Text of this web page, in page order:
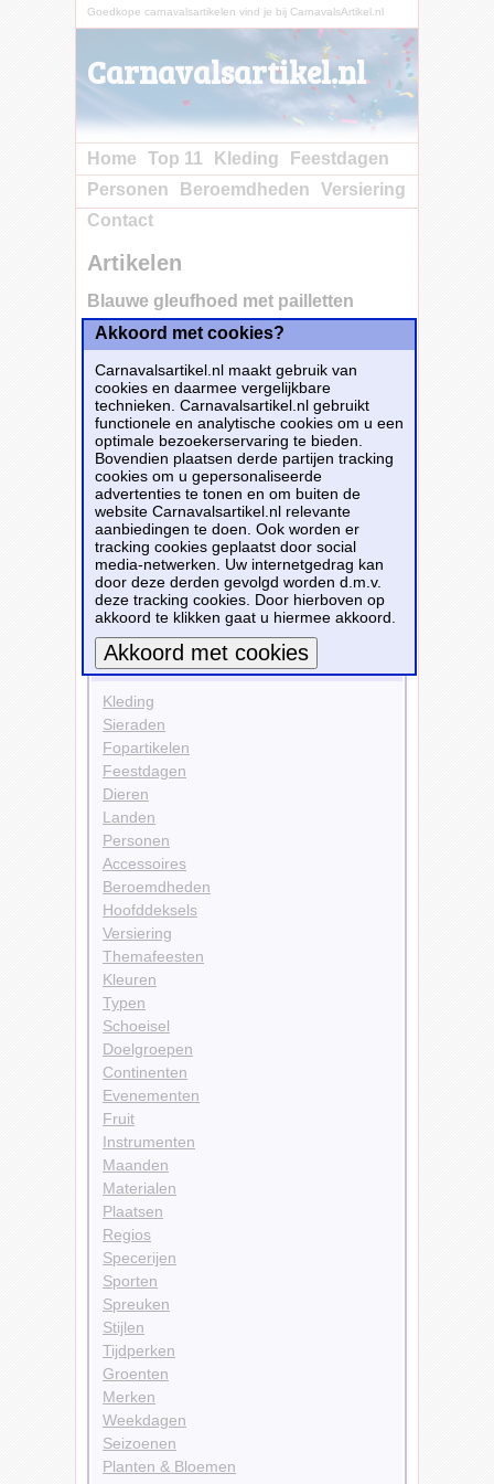
Goedkope carnavalsartikelen vind je bij CarnavalsArtikel.nl
Carnavalsartikel.nl
Home Top 11 Kleding
Feestdagen
Personen
Beroemdheden
Versiering
Contact
Artikelen
Blauwe gleufhoed met pailletten
Koop nu
bij e-Carnavalskleding.nl voor slechts€ 3.50!
Dit carnavalsartikelBlauwe gleufhoed met
paillettenis te bestellen bijE-
Carnavalskleding.nlvoor€ 3,50.
Bestellen
Kleuren
Blauw
Sieraden
Pailletten
Bekijk alle carnavalsartikelen
Carnavalsartikelen
Kleding
Sieraden
Fopartikelen
Feestdagen
Dieren
Landen
Personen
Accessoires
Beroemdheden
Hoofddeksels
Versiering
Themafeesten
Kleuren
Typen
Schoeisel
Doelgroepen
Continenten
Evenementen
Fruit
Instrumenten
Maanden
Materialen
Plaatsen
Regios
Specerijen
Sporten
Spreuken
Stijlen
Tijdperken
Groenten
Merken
Weekdagen
Seizoenen
Planten & Bloemen
Akkoord met cookies?
Carnavalsartikel.nl maakt gebruik van
cookies en daarmee vergelijkbare
technieken. Carnavalsartikel.nl gebruikt
functionele en analytische cookies om u een
optimale bezoekerservaring te bieden.
Bovendien plaatsen derde partijen tracking
cookies om u gepersonaliseerde
advertenties te tonen en om buiten de
website Carnavalsartikel.nl relevante
aanbiedingen te doen. Ook worden er
tracking cookies geplaatst door social
media-netwerken. Uw internetgedrag kan
door deze derden gevolgd worden d.m.v.
deze tracking cookies. Door hierboven op
akkoord te klikken gaat u hiermee akkoord.